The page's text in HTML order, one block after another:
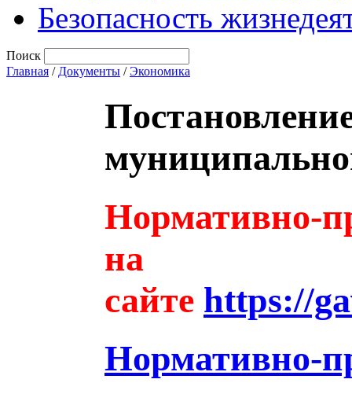
Безопасность
Поиск
Главная / Документы /Экономика
Нормативно-
на
сайте https://
Нормативно-